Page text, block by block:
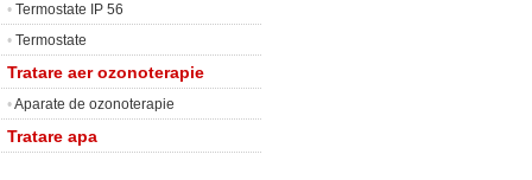
• Termostate IP 56
• Termostate
Tratare aer ozonoterapie
•Aparate de ozonoterapie
Tratare apa